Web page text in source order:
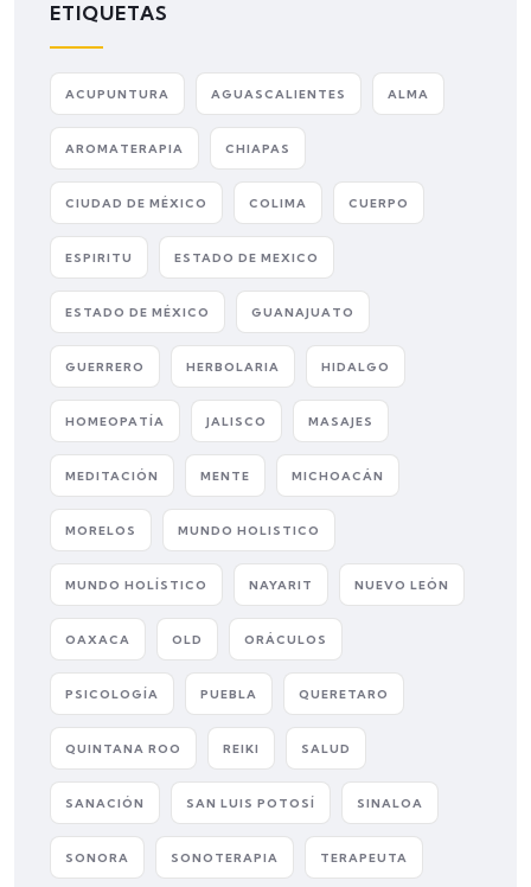
ETIQUETAS
ACUPUNTURA AGUASCALIENTES ALMA
AROMATERAPIA CHIAPAS
CIUDAD DE MÉXICO COLIMA CUERPO
ESPIRITU ESTADO DE MEXICO
ESTADO DE MÉXICO GUANAJUATO
GUERRERO HERBOLARIA HIDALGO
HOMEOPATÍA JALISCO MASAJES
MEDITACIÓN MENTE MICHOACÁN
MORELOS MUNDO HOLISTICO
MUNDO HOLÍSTICO NAYARIT NUEVO LEÓN
OAXACA OLD ORÁCULOS
PSICOLOGÍA PUEBLA QUERETARO
QUINTANA ROO REIKI SALUD
SANACIÓN SAN LUIS POTOSÍ SINALOA
SONORA SONOTERAPIA TERAPEUTA